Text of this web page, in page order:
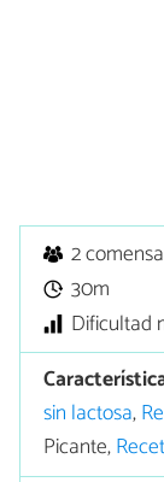
2
30m
Dificultad
sin lactosa,
Picante,